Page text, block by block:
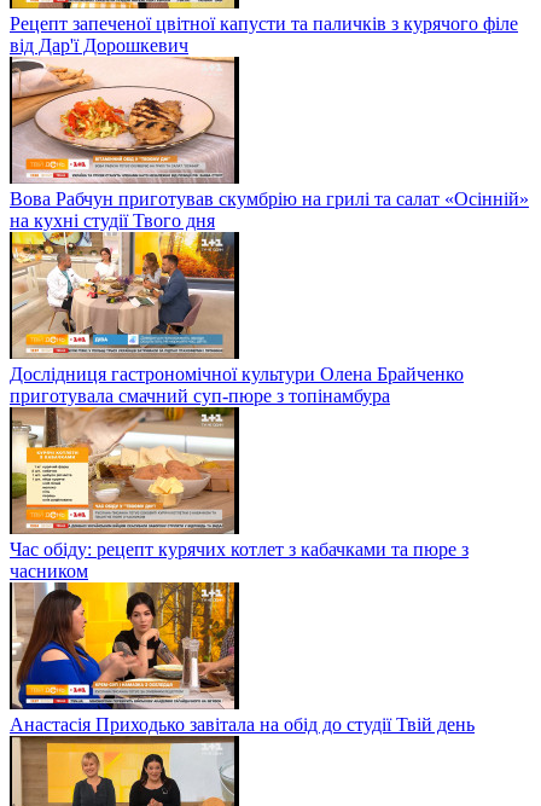
Рецепт запеченої цвітної капусти та паличків з курячого філе
від Дар'ї Дорошкевич
Вова Рабчун приготував скумбрію на грилі та салат «Осінній»
на кухні студії Твого дня
Дослідниця гастрономічної культури Олена Брайченко
приготувала смачний суп-пюре з топінамбура
Час обіду: рецепт курячих котлет з кабачками та пюре з
часником
Анастасія Приходько завітала на обід до студії Твій день